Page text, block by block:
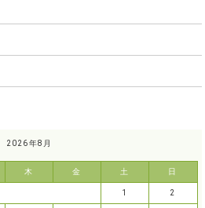
2026年8月
木 金 土 日
1 2